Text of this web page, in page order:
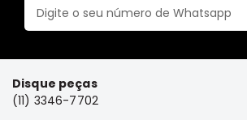
Triton
e
TR4
e
Disque peças
(11) 3346-7702